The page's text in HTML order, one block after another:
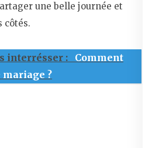
une belle journée et
côtés.
interrésser :
Comment
?